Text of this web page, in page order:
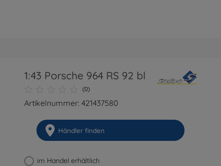
1:43 Porsche 964 RS 92 bl
(0)
Artikelnummer: 421437580
Händler finden
im Handel erhältlich